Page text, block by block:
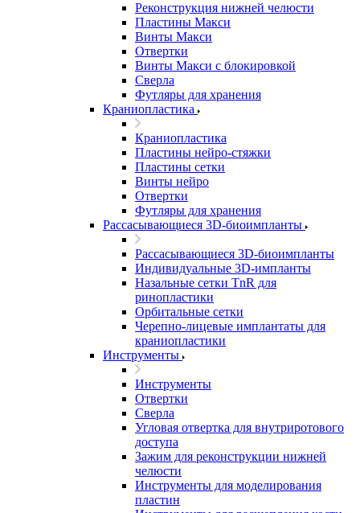
Реконструкция нижней челюсти
Пластины Макси
Винты Макси
Отвертки
Винты Макси с блокировкой
Сверла
Футляры для хранения
Краниопластика
Краниопластика
Пластины нейро-стяжки
Пластины сетки
Винты нейро
Отвертки
Футляры для хранения
Рассасывающиеся 3D-биоимпланты
Рассасывающиеся 3D-биоимпланты
Индивидуальные 3D-импланты
Назальные сетки TnR для
ринопластики
Орбитальные сетки
Черепно-лицевые имплантаты для
краниопластики
Инструменты
Инструменты
Отвертки
Сверла
Угловая отвертка для внутриротового
доступа
Зажим для реконструкции нижней
челюсти
Инструменты для моделирования
пластин